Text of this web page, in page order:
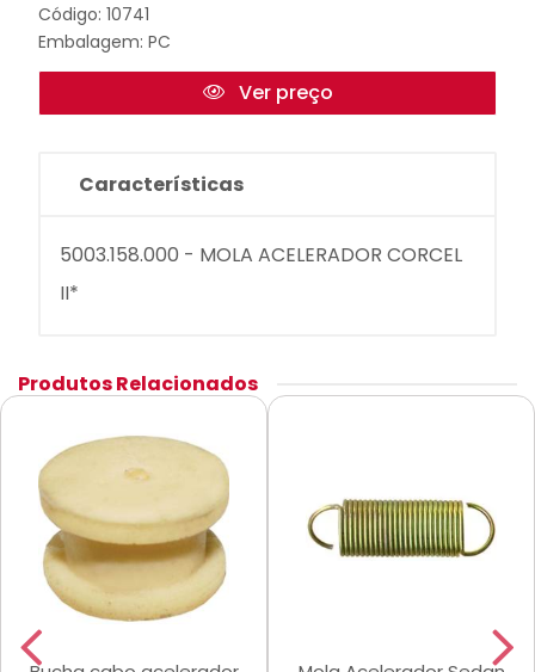
Código: 10741
Embalagem: PC
Ver preço
Características
5003.158.000 - MOLA ACELERADOR CORCEL
II*
Produtos Relacionados